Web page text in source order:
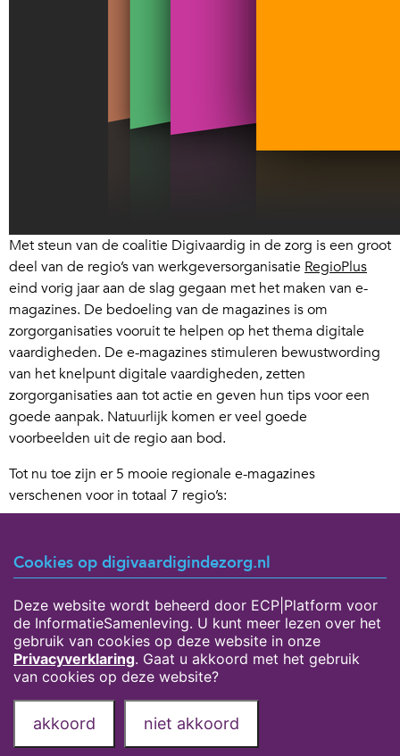
Met steun van de coalitie Digivaardig in de zorg is een groot
deel van de regio’s van werkgeversorganisatie RegioPlus
eind vorig jaar aan de slag gegaan met het maken van e-
magazines. De bedoeling van de magazines is om
zorgorganisaties vooruit te helpen op het thema digitale
vaardigheden. De e-magazines stimuleren bewustwording
van het knelpunt digitale vaardigheden, zetten
zorgorganisaties aan tot actie en geven hun tips voor een
goede aanpak. Natuurlijk komen er veel goede
voorbeelden uit de regio aan bod.
Tot nu toe zijn er 5 mooie regionale e-magazines
verschenen voor in totaal 7 regio’s:
E-magazine van SIGRA en Samen voor betere zorg
E-magazine van ZorgpleinNoord
E-magazine van Utrechtzorg
E-magazine van Care2Care en ZorgZijn Werkt
Privacyverklaring
Over deze website
Onze partners
Cookies op digivaardigindezorg.nl
Deze website wordt beheerd door ECP|Platform voor
de InformatieSamenleving. U kunt meer lezen over het
gebruik van cookies op deze website in onze
Privacyverklaring. Gaat u akkoord met het gebruik
van cookies op deze website?
akkoord niet akkoord